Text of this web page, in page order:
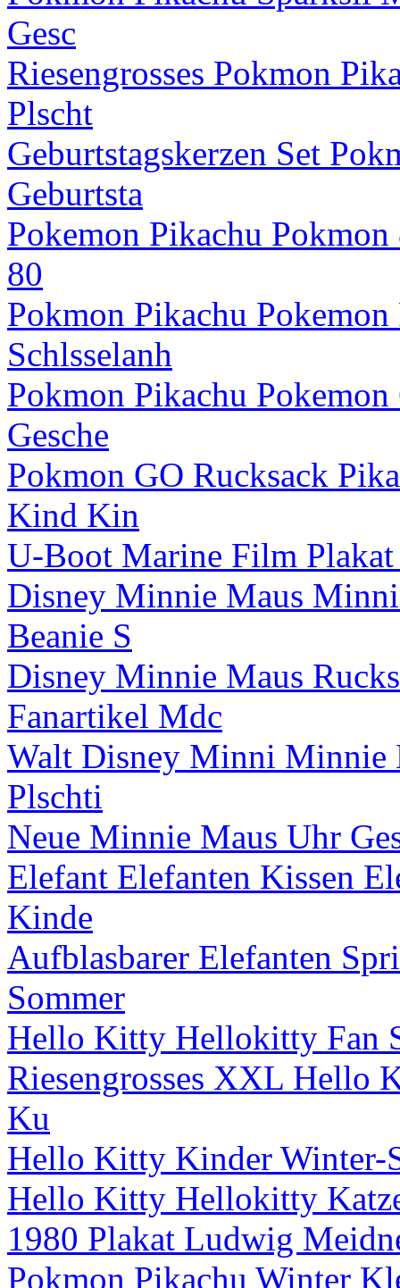
Gesc
Riesengrosses Pokmon
Plscht
Geburtstagskerzen Set
Geburtsta
Pokemon Pikachu
80
Pokmon Pikachu
Schlsselanh
Pokmon Pikachu
Gesche
Pokmon GO Rucksack
Kind Kin
U-Boot Marine Film Plakat
Disney Minnie Maus
Beanie S
Disney Minnie Maus
Fanartikel Mdc
Walt Disney Minni Minnie
Plschti
Neue Minnie Maus Uhr
Elefant Elefanten Kissen
Kinde
Aufblasbarer Elefanten
Sommer
Hello Kitty Hellokitty Fan
Riesengrosses XXL Hello
Ku
Hello Kitty Kinder Winter-
Hello Kitty Hellokitty
1980 Plakat Ludwig
Pokmon Pikachu Winter